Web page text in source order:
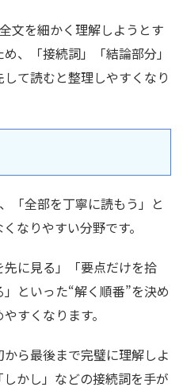
文を細かく理解しようとす
、「接続詞」「結論部分」
して読むと整理しやすくなり
「全部を丁寧に読もう」と
なりやすい分野です。
に見る」「要点だけを拾
といった“解く順番”を決め
すくなります。
ら最後まで完璧に理解しよ
かし」などの接続詞を手が